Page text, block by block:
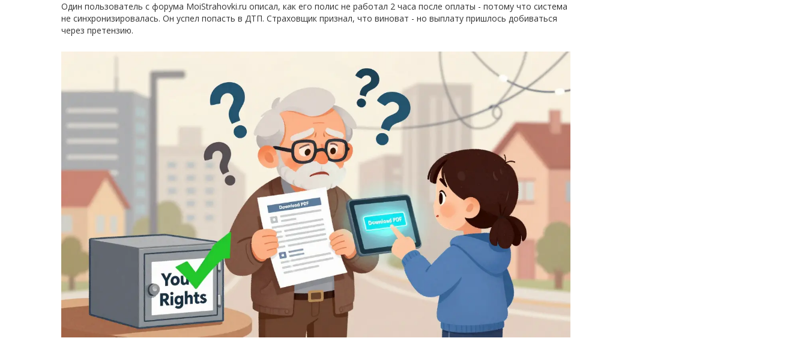
Один пользователь с форума MoiStrahovki.ru описал, как его полис не работал 2 часа после оплаты - потому что система
не синхронизировалась. Он успел попасть в ДТП. Страховщик признал, что виноват - но выплату пришлось добиваться
через претензию.